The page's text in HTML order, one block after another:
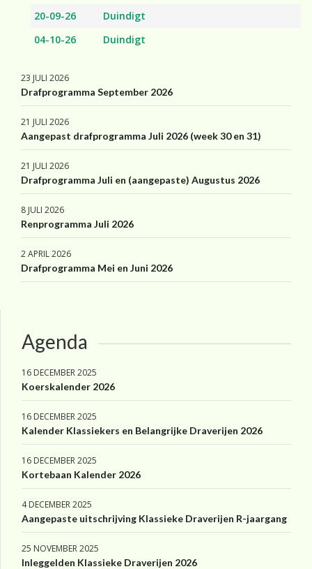
20-09-26
Duindigt
04-10-26
Duindigt
23 JULI 2026
Drafprogramma September 2026
21 JULI 2026
Aangepast drafprogramma Juli 2026 (week 30 en 31)
21 JULI 2026
Drafprogramma Juli en (aangepaste) Augustus 2026
8 JULI 2026
Renprogramma Juli 2026
2 APRIL 2026
Drafprogramma Mei en Juni 2026
Agenda
16 DECEMBER 2025
Koerskalender 2026
16 DECEMBER 2025
Kalender Klassiekers en Belangrijke Draverijen 2026
16 DECEMBER 2025
Kortebaan Kalender 2026
4 DECEMBER 2025
Aangepaste uitschrijving Klassieke Draverijen R-jaargang
25 NOVEMBER 2025
Inleggelden Klassieke Draverijen 2026